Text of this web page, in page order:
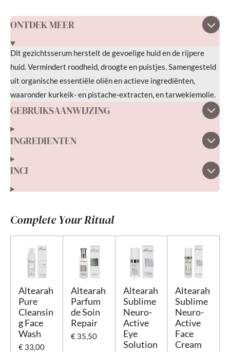
n
:
0
s
t
e
r
n
e
r
e
r
e
n
e
r
e
n
e
r
e
n
e
r
e
n
ONTDEK MEER
Dit gezichtsserum herstelt de gevoelige huid en de rijpere
huid. Vermindert roodheid, droogte en puistjes. Samengesteld
uit organische essentiële oliën en actieve ingrediënten,
waaronder kurkeik- en pistache-extracten, en tarwekiemolie.
GEBRUIKSAANWIJZING
INGREDIENTEN
INCI
Complete Your Ritual
Altearah
Pure
Cleansin
g Face
Wash
€ 33,00
Altearah
Parfum
de Soin
Repair
€ 35,50
Altearah
Sublime
Neuro-
Active
Eye
Solution
Altearah
Sublime
Neuro-
Active
Face
Cream